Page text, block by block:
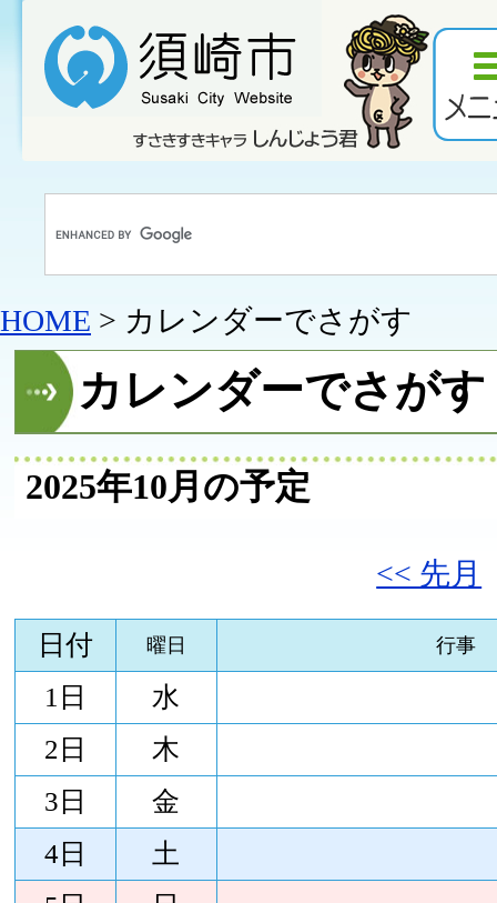
HOME > カレンダーでさがす
カレンダーでさがす
2025年10月の予定
<< 先月
日付 曜日 行事
1日
水
2日
木
3日
金
4日
土